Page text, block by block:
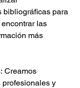
bibliográficas para
las
más
Creamos
profesionales y